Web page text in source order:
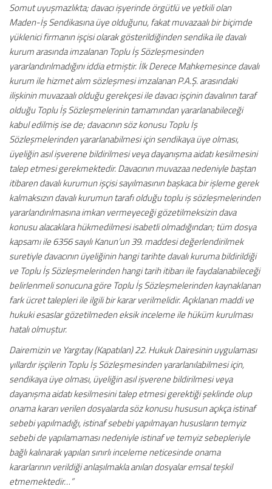
Somut uyuşmazlıkta; davacı işyerinde örgütlü ve yetkili olan
Maden-İş Sendikasına üye olduğunu, fakat muvazaalı bir biçimde
yüklenici firmanın işçisi olarak gösterildiğinden sendika ile davalı
kurum arasında imzalanan Toplu İş Sözleşmesinden
yararlandırılmadığını iddia etmiştir. İlk Derece Mahkemesince davalı
kurum ile hizmet alım sözleşmesi imzalanan P.A.Ş. arasındaki
ilişkinin muvazaalı olduğu gerekçesi ile davacı işçinin davalının taraf
olduğu Toplu İş Sözleşmelerinin tamamından yararlanabileceği
kabul edilmiş ise de; davacının söz konusu Toplu İş
Sözleşmelerinden yararlanabilmesi için sendikaya üye olması,
üyeliğin asıl işverene bildirilmesi veya dayanışma aidatı kesilmesini
talep etmesi gerekmektedir. Davacının muvazaa nedeniyle baştan
itibaren davalı kurumun işçisi sayılmasının başkaca bir işleme gerek
kalmaksızın davalı kurumun tarafı olduğu toplu iş sözleşmelerinden
yararlandırılmasına imkan vermeyeceği gözetilmeksizin dava
konusu alacaklara hükmedilmesi isabetli olmadığından; tüm dosya
kapsamı ile 6356 sayılı Kanun’un 39. maddesi değerlendirilmek
suretiyle davacının üyeliğinin hangi tarihte davalı kuruma bildirildiği
ve Toplu İş Sözleşmelerinden hangi tarih itibarı ile faydalanabileceği
belirlenmeli sonucuna göre Toplu İş Sözleşmelerinden kaynaklanan
fark ücret talepleri ile ilgili bir karar verilmelidir. Açıklanan maddi ve
hukuki esaslar gözetilmeden eksik inceleme ile hüküm kurulması
hatalı olmuştur.
Dairemizin ve Yargıtay (Kapatılan) 22. Hukuk Dairesinin uygulaması
yıllardır işçilerin Toplu İş Sözleşmesinden yararlanılabilmesi için,
sendikaya üye olması, üyeliğin asıl işverene bildirilmesi veya
dayanışma aidatı kesilmesini talep etmesi gerektiği şeklinde olup
onama kararı verilen dosyalarda söz konusu hususun açıkça istinaf
sebebi yapılmadığı, istinaf sebebi yapılmayan hususların temyiz
sebebi de yapılamaması nedeniyle istinaf ve temyiz sebepleriyle
bağlı kalınarak yapılan sınırlı inceleme neticesinde onama
kararlarının verildiği anlaşılmakla anılan dosyalar emsal teşkil
etmemektedir…”